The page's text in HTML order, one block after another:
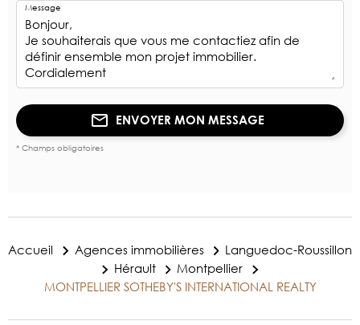
Message
ENVOYER MON MESSAGE
* Champs obligatoires
Accueil Agences immobilières
Languedoc-Roussillon
Hérault
Montpellier
MONTPELLIER SOTHEBY'S INTERNATIONAL REALTY